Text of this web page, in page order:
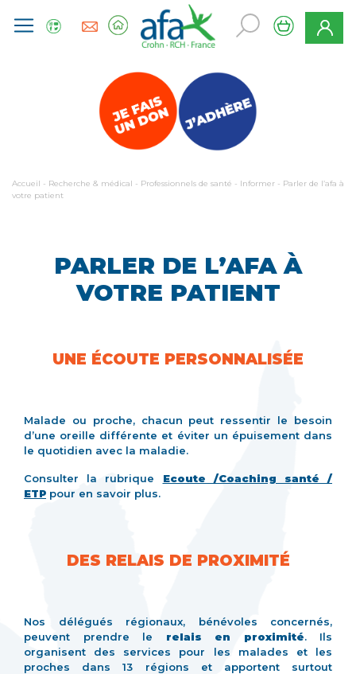
Accueil - Recherche & médical - Professionnels de santé - Informer - Parler de l’afa à
votre patient
PARLER DE L’AFA À
VOTRE PATIENT
UNE ÉCOUTE PERSONNALISÉE
Malade ou proche, chacun peut ressentir le besoin
d’une oreille différente et éviter un épuisement dans
le quotidien avec la maladie.
Consulter la rubrique Ecoute /Coaching santé /
ETP pour en savoir plus.
DES RELAIS DE PROXIMITÉ
Nos délégués régionaux, bénévoles concernés,
peuvent prendre le relais en proximité. Ils
organisent des services pour les malades et les
proches dans 13 régions et apportent surtout